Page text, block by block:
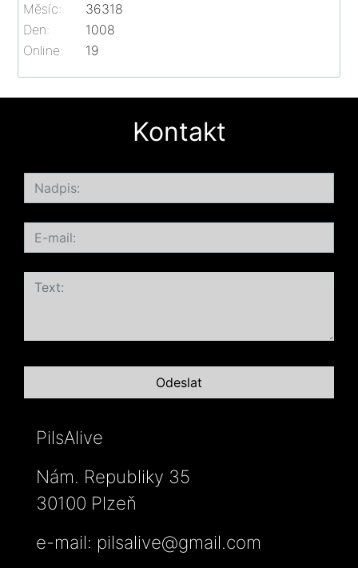
Online: 19
Měsíc:
36318
Den:
1008
Kontakt
PilsAlive
Nám. Republiky 35
30100 Plzeň
e-mail: pilsalive@gmail.com